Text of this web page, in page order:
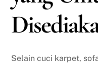
Selain cuci karpet,